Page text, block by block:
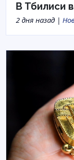
В Тбилиси
2 дня назад |